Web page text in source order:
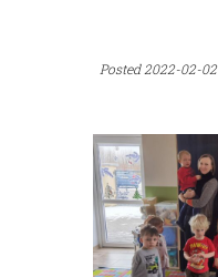
Posted2022-02-02